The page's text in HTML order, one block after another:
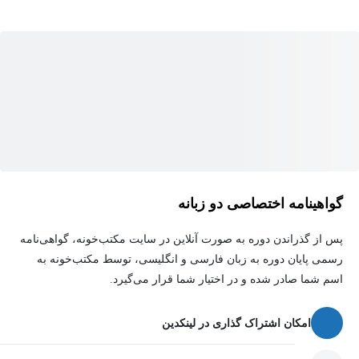
ادیتورهای فریلنسر که می‌خوان کیفیت کارشون رو ببرن بالا و
یوتیوبرهایی که می‌خوان ادیت ویدیوهاشون حرفه‌ای و خاص بشه
هرکی که دلش می‌خواد ادیت باحال و سطح بالا بزنه اما حوصله
ویژگی‌های این دوره
گواهینامه اختصاصی دو زبانه
پس از گذراندن دوره به صورت آنلاین در سایت مکتب‌خونه، گواهی‌نامه
رسمی پایان دوره به زبان فارسی و انگلیسی، توسط مکتب‌خونه به
اسم شما صادر شده و در اختیار شما قرار می‌گیرد.
امکان اشتراک گذاری در لینکدین